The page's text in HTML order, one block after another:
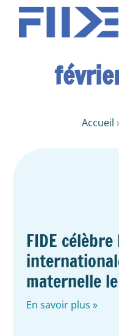
Accueil
FIDE
maternelle
En savoir plus »